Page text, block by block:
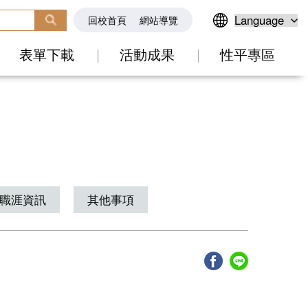
回校首頁 網站導覽
表單下載 活動成果 性平專區
職涯資訊 其他事項